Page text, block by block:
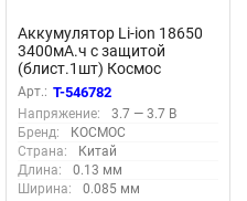
Аккумулятор Li-ion 18650
3400мА.ч с защитой
(блист.1шт) Космос
KOC18650Li-ion34PBL1
Арт.: T-546782
Напряжение:
3.7 — 3.7 В
Бренд:
КОСМОС
Страна:
Китай
Длина:
0.13 мм
Ширина:
0.085 мм